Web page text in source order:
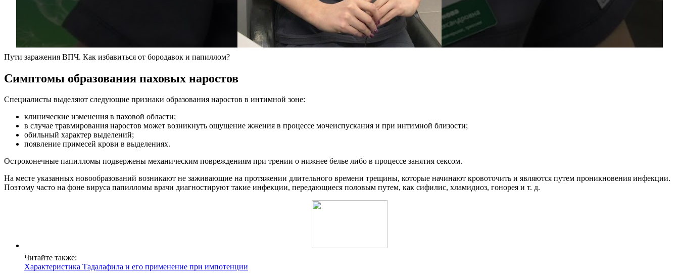
Пути заражения ВПЧ. Как избавиться от бородавок и папиллом?
Симптомы образования паховых наростов
Специалисты выделяют следующие признаки образования наростов в интимной зоне:
клинические изменения в паховой области;
в случае травмирования наростов может возникнуть ощущение жжения в процессе мочеиспускания и при интимной близости;
обильный характер выделений;
появление примесей крови в выделениях.
Остроконечные папилломы подвержены механическим повреждениям при трении о нижнее белье либо в процессе занятия сексом.
На месте указанных новообразований возникают не заживающие на протяжении длительного времени трещины, которые начинают кровоточить и являются путем проникновения инфекции.
Поэтому часто на фоне вируса папилломы врачи диагностируют такие инфекции, передающиеся половым путем, как сифилис, хламидиоз, гонорея и т. д.
Читайте также:
Характеристика Тадалафила и его применение при импотенции